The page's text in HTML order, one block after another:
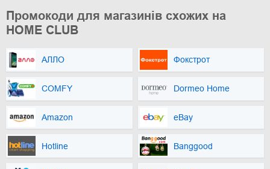
Промокоди для магазинів схожих на
HOME CLUB
АЛЛО Фокстрот
COMFY Dormeo Home
Amazon eBay
Hotline Banggood